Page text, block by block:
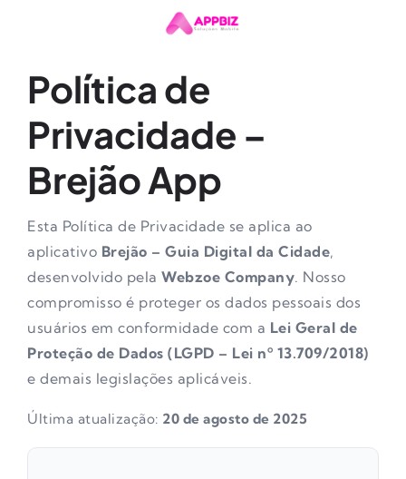
Política de
Privacidade –
Brejão App
Esta Política de Privacidade se aplica ao
aplicativo Brejão – Guia Digital da Cidade,
desenvolvido pela Webzoe Company. Nosso
compromisso é proteger os dados pessoais dos
usuários em conformidade com a Lei Geral de
Proteção de Dados (LGPD – Lei nº 13.709/2018)
e demais legislações aplicáveis.
Última atualização: 20 de agosto de 2025